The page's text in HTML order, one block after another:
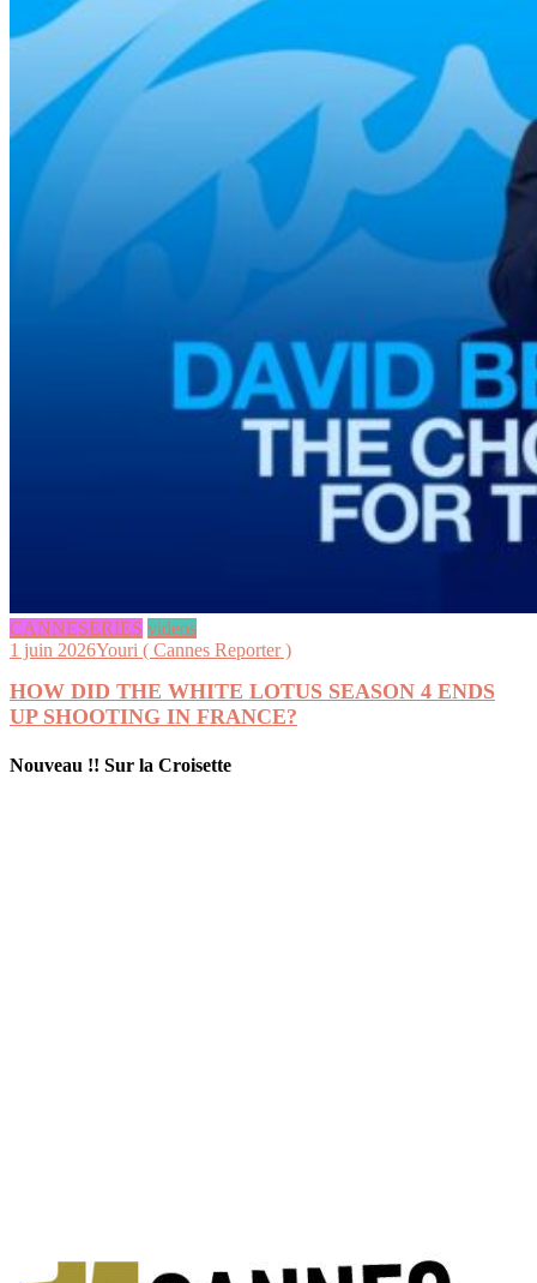
CANNESERIES videos
1 juin 2026Youri ( Cannes Reporter )
HOW DID THE WHITE LOTUS SEASON 4 ENDS
UP SHOOTING IN FRANCE?
Nouveau !! Sur la Croisette